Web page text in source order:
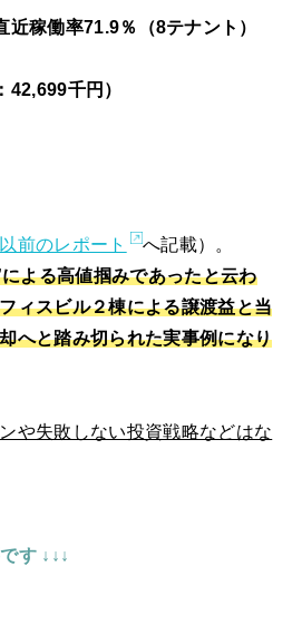
稼働率71.9％（8テナント）
千円）
以前のレポート
へ記載）。
よる高値掴みであったと云わ
ィスビル２棟による譲渡益と当
へと踏み切られた実事例になり
や失敗しない投資戦略などはな
す ↓↓↓